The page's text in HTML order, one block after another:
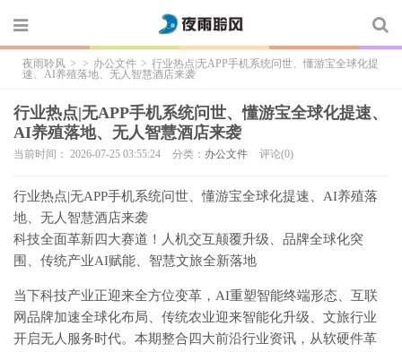
夜雨聆风 > > 办公文件 > 行业热点|无APP手机系统问世、懂游宝全球化提
速、AI养殖落地、无人智慧酒店来袭
行业热点|无APP手机系统问世、懂游宝全球化提速、
AI养殖落地、无人智慧酒店来袭
当前时间： 2026-07-25 03:55:24 分类： 办公文件 评论(0)
行业热点|无APP手机系统问世、懂游宝全球化提速、AI养殖落
地、无人智慧酒店来袭
科技全面革新四大赛道！人机交互颠覆升级、品牌全球化突
围、传统产业AI赋能、智慧文旅全新落地
当下科技产业正迎来全方位变革，AI重塑智能终端形态、互联
网品牌加速全球化布局、传统农业迎来智能化升级、文旅行业
开启无人服务时代。本期整合四大前沿行业资讯，从软硬件革